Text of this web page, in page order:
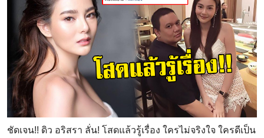
ชัดเจน!! ดิว อริสรา ลั่น! โสดแล้วรู้เรื่อง ใครไม่จริงใจ ใครดีเป็น